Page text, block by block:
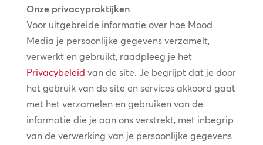
Onze privacypraktijken
Voor uitgebreide informatie over hoe Mood
Media je persoonlijke gegevens verzamelt,
verwerkt en gebruikt, raadpleeg je het
Privacybeleid van de site. Je begrijpt dat je door
het gebruik van de site en services akkoord gaat
met het verzamelen en gebruiken van de
informatie die je aan ons verstrekt, met inbegrip
van de verwerking van je persoonlijke gegevens